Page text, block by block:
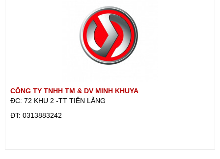
CÔNG TY TNHH TM & DV MINH KHUYA
ĐC: 72 KHU 2 -TT TIÊN LÃNG
ÐT: 0313883242